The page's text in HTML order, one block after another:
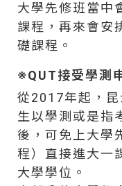
大學先修班當中
課程，再來會安
礎課程。
※QUT接受學測
從2017年起，
生以學測或是指
後，可免上大學
程）直接進大一
大學學位。